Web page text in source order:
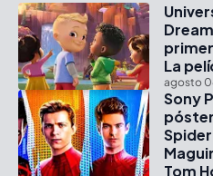
La
agosto
Sony
Tom